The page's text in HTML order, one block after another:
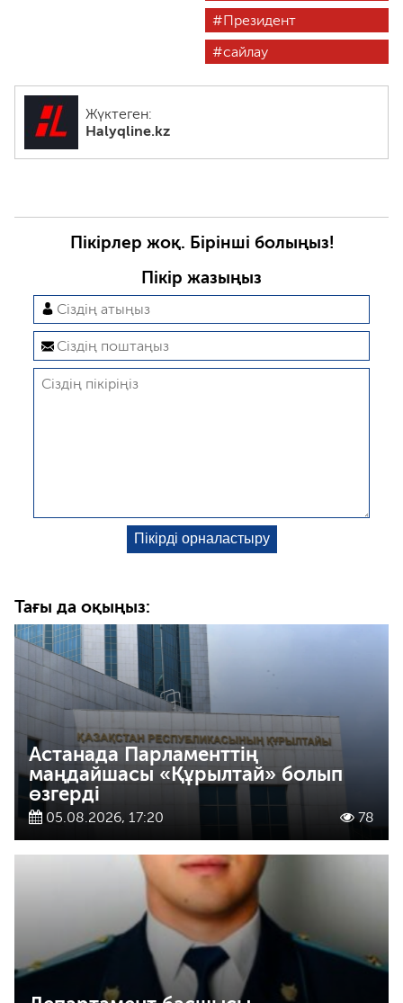
Президент
сайлау
Жүктеген:
Halyqline.kz
Пікірлер жоқ. Бірінші болыңыз!
Пікір жазыңыз
Тағы да оқыңыз:
Астанада Парламенттің
маңдайшасы «Құрылтай» болып
өзгерді
05.08.2026, 17:20 78